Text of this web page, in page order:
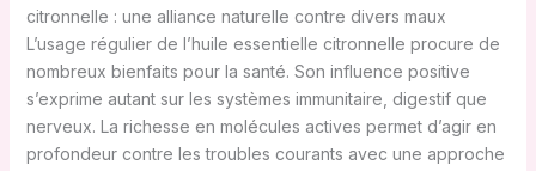
citronnelle : une alliance naturelle contre divers maux
L’usage régulier de l’huile essentielle citronnelle procure de
nombreux bienfaits pour la santé. Son influence positive
s’exprime autant sur les systèmes immunitaire, digestif que
nerveux. La richesse en molécules actives permet d’agir en
profondeur contre les troubles courants avec une approche